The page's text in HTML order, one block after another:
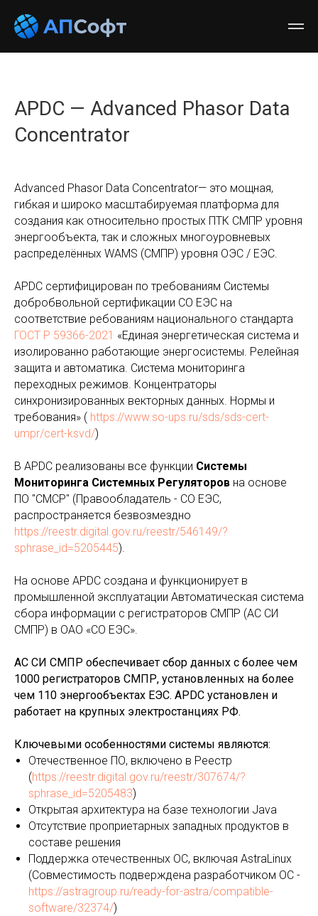
APDC — Advanced Phasor Data
Concentrator
Advanced Phasor Data Concentrator— это мощная,
гибкая и широко масштабируемая платформа для
создания как относительно простых ПТК СМПР уровня
энергообъекта, так и сложных многоуровневых
распределённых WAMS (СМПР) уровня ОЭС / ЕЭС.
APDC сертифицирован по требованиям Системы
добробвольной сертификации СО ЕЭС на
соответствие ребованиям национального стандарта
ГОСТ Р 59366-2021 «Единая энергетическая система и
изолированно работающие энергосистемы. Релейная
защита и автоматика. Система мониторинга
переходных режимов. Концентраторы
синхронизированных векторных данных. Нормы и
требования» ( https://www.so-ups.ru/sds/sds-cert-
umpr/cert-ksvd/)
В APDC реализованы все функции Системы
Мониторинга Системных Регуляторов на основе
ПО "СМСР" (Правообладатель - СО ЕЭС,
распространяется безвозмездно
https://reestr.digital.gov.ru/reestr/546149/?
sphrase_id=5205445).
На основе APDC создана и функционирует в
промышленной эксплуатации Автоматическая система
сбора информации с регистраторов СМПР (АС СИ
СМПР) в ОАО «СО ЕЭС».
АС СИ СМПР обеспечивает сбор данных с более чем
1000 регистраторов СМПР, установленных на более
чем 110 энергообъектах ЕЭС. APDC установлен и
работает на крупных электростанциях РФ.
Ключевыми особенностями системы являются:
Отечественное ПО, включено в Реестр
(https://reestr.digital.gov.ru/reestr/307674/?
sphrase_id=5205483)
Открытая архитектура на базе технологии Java
Отсутствие проприетарных западных продуктов в
составе решения
Поддержка отечественных ОС, включая AstraLinux
(Совместимость подверждена разработчиком ОС -
https://astragroup.ru/ready-for-astra/compatible-
software/32374/)